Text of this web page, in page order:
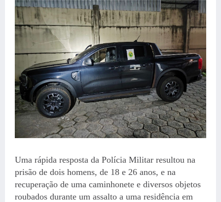
Uma rápida resposta da Polícia Militar resultou na
prisão de dois homens, de 18 e 26 anos, e na
recuperação de uma caminhonete e diversos objetos
roubados durante um assalto a uma residência em